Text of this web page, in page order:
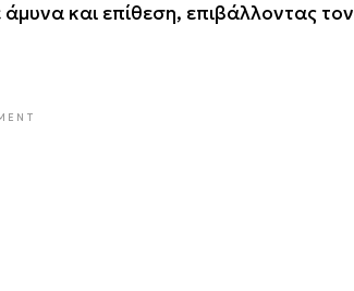
και επίθεση, επιβάλλοντας τον